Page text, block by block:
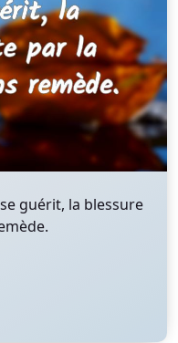
guérit, la blessure